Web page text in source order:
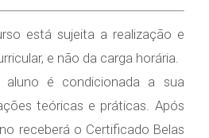
está sujeita a realização e
e não da carga horária.
é condicionada a sua
teóricas e práticas. Após
receberá o Certificado Belas